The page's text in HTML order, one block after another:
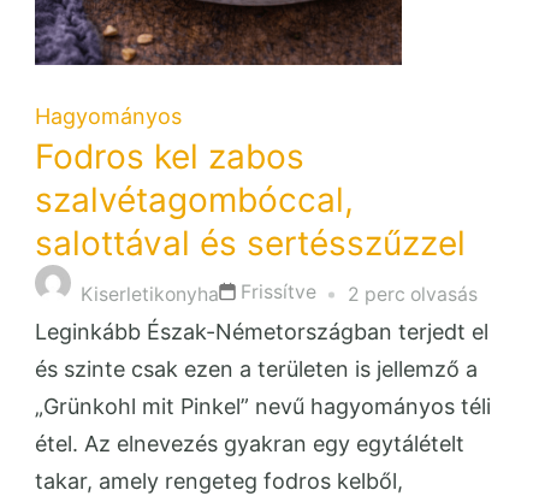
Hagyományos
Fodros kel zabos
szalvétagombóccal,
salottával és sertésszűzzel
Kiserletikonyha Frissítve 2 perc olvasás
Leginkább Észak-Németországban terjedt el
és szinte csak ezen a területen is jellemző a
„Grünkohl mit Pinkel” nevű hagyományos téli
étel. Az elnevezés gyakran egy egytálételt
takar, amely rengeteg fodros kelből,